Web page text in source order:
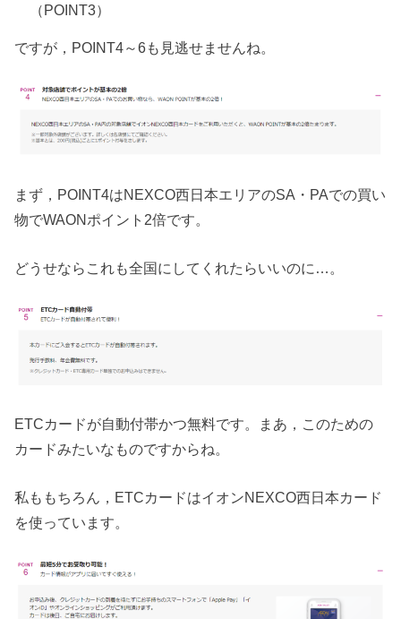
（POINT3）
ですが，POINT4～6も見逃せませんね。
まず，POINT4はNEXCO西日本エリアのSA・PAでの買い
物でWAONポイント2倍です。
どうせならこれも全国にしてくれたらいいのに…。
ETCカードが自動付帯かつ無料です。まあ，このための
カードみたいなものですからね。
私ももちろん，ETCカードはイオンNEXCO西日本カード
を使っています。